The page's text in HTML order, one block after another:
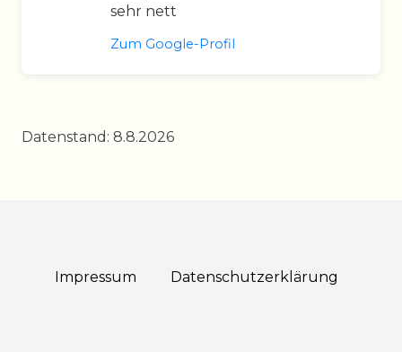
sehr nett
Zum Google-Profil
Datenstand: 8.8.2026
Impressum Daten­schutz­erklärung